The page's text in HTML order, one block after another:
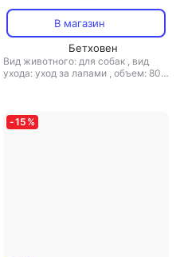
В магазин
Бетховен
Вид животного: для собак , вид
ухода: уход за лапами , объем: 80
-15 %